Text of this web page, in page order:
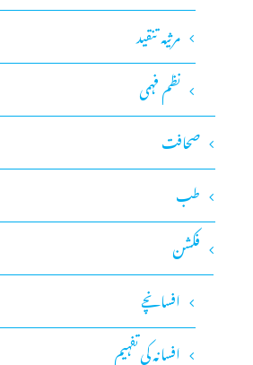
مرثیہ تنقید
نظم فہمی
صحافت
طب
فکشن
افسانچے
افسانہ کی تفہیم